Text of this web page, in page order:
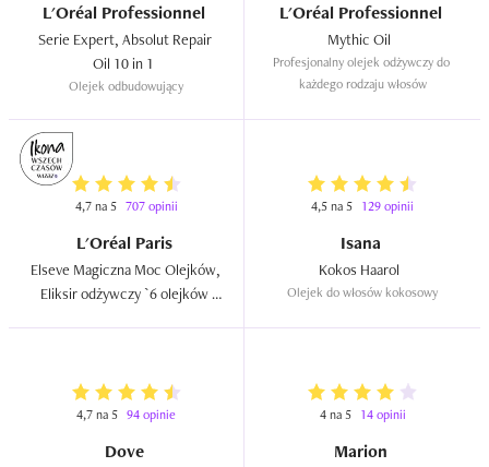
L'Oréal Professionnel
Serie Expert, Absolut Repair
Olejek odbudowujący
L'Oréal Professionnel
Profesjonalny olejek odżywczy do
każdego rodzaju włosów
4,7 na 5 707 opinii
L'Oréal Paris
Elseve Magiczna Moc Olejków,
Eliksir odżywczy `6 olejków
4,5 na 5 129 opinii
Isana
Olejek do włosów kokosowy
4,7 na 5 94 opinie
Dove
4 na 5 14 opinii
Marion